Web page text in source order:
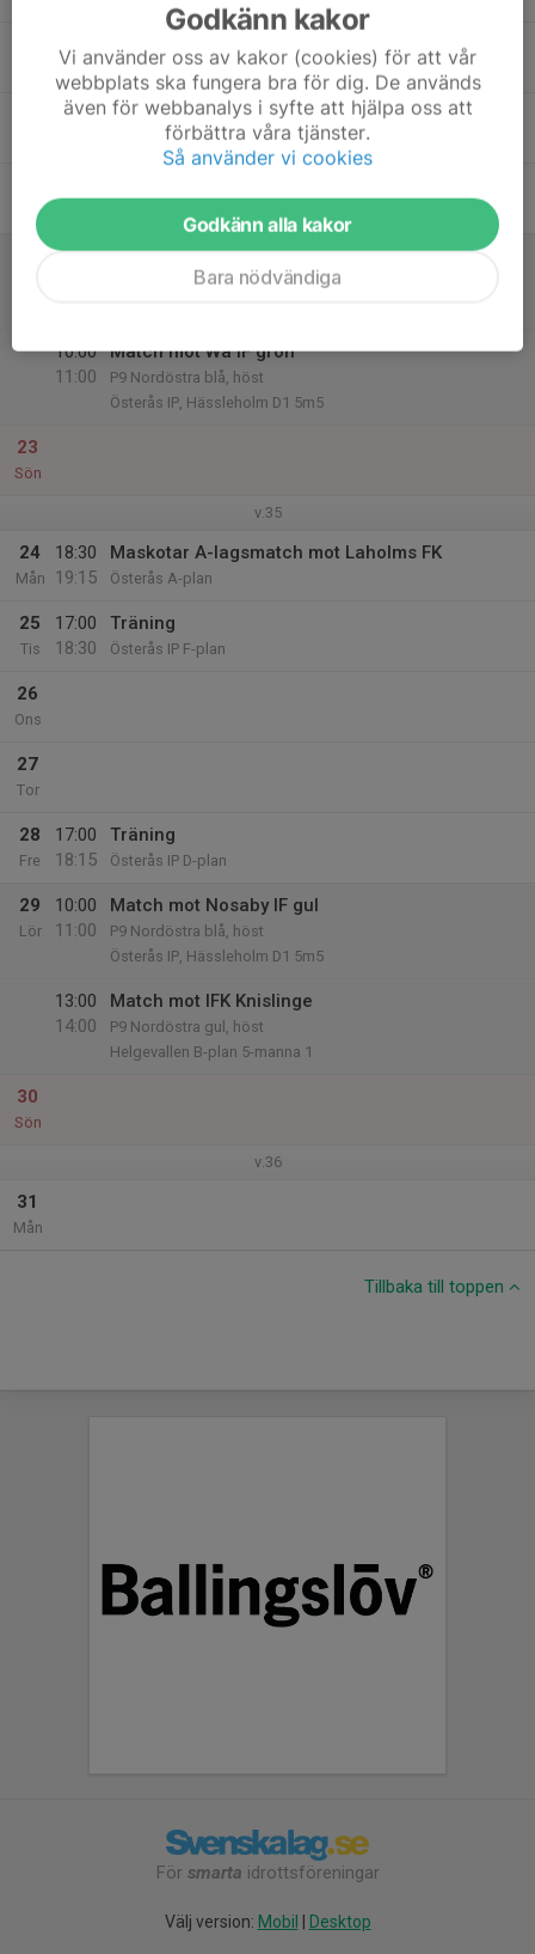
Fre
09:00
Match mot Hästveda IF
P9 Nordöstra gul, höst
10:00
11:00
Match mot Wä IF grön
P9 Nordöstra blå, höst
Österås IP, Hässleholm D1 5m5
23
Sön
v.35
24
Mån
18:30
19:15
Maskotar A-lagsmatch mot Laholms FK
Österås A-plan
25
Tis
17:00
18:30
Träning
Österås IP F-plan
26
Ons
27
Tor
28
Fre
17:00
18:15
Träning
Österås IP D-plan
29
Lör
10:00
11:00
Match mot Nosaby IF gul
P9 Nordöstra blå, höst
Österås IP, Hässleholm D1 5m5
13:00
14:00
Match mot IFK Knislinge
P9 Nordöstra gul, höst
Helgevallen B-plan 5-manna 1
30
Sön
v.36
31
Mån
Tillbaka till toppen
För smarta idrottsföreningar
Välj version: Mobil Desktop
Godkänn kakor
Vi använder oss av kakor (cookies) för att vår
webbplats ska fungera bra för dig. De används
även för webbanalys i syfte att hjälpa oss att
förbättra våra tjänster.
Så använder vi cookies
Godkänn alla kakor
Bara nödvändiga